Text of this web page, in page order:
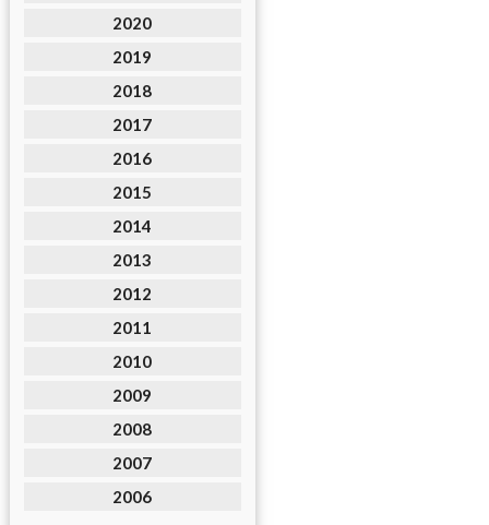
2020
2019
2018
2017
2016
2015
2014
2013
2012
2011
2010
2009
2008
2007
2006